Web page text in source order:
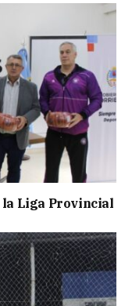
la Liga Provincial